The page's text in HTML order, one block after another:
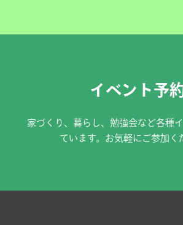
イベント予
家づくり、暮らし、勉強会など各種
ています。お気軽にご参加く